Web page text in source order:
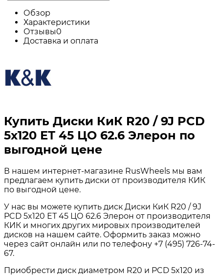
Обзор
Характеристики
Отзывы0
Доставка и оплата
Купить Диски КиК R20 / 9J PCD
5x120 ЕТ 45 ЦО 62.6 Элерон по
выгодной цене
В нашем интернет-магазине RusWheels мы вам
предлагаем купить диски от производителя КИК
по выгодной цене.
У нас вы можете купить диск Диски КиК R20 / 9J
PCD 5x120 ЕТ 45 ЦО 62.6 Элерон от производителя
КИК и многих других мировых производителей
дисков на нашем сайте. Оформить заказ можно
через сайт онлайн или по телефону +7 (495) 726-74-
67.
Приобрести диск диаметром R20 и PCD 5x120 из